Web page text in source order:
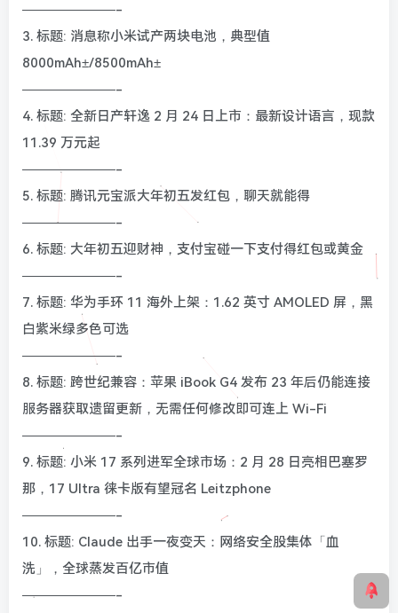
———————-
3. 标题: 消息称小米试产两块电池，典型值
8000mAh±/8500mAh±
———————-
4. 标题: 全新日产轩逸 2 月 24 日上市：最新设计语言，现款
11.39 万元起
———————-
5. 标题: 腾讯元宝派大年初五发红包，聊天就能得
———————-
6. 标题: 大年初五迎财神，支付宝碰一下支付得红包或黄金
———————-
7. 标题: 华为手环 11 海外上架：1.62 英寸 AMOLED 屏，黑
白紫米绿多色可选
———————-
8. 标题: 跨世纪兼容：苹果 iBook G4 发布 23 年后仍能连接
服务器获取遗留更新，无需任何修改即可连上 Wi-Fi
———————-
9. 标题: 小米 17 系列进军全球市场：2 月 28 日亮相巴塞罗
那，17 Ultra 徕卡版有望冠名 Leitzphone
———————-
10. 标题: Claude 出手一夜变天：网络安全股集体「血
洗」，全球蒸发百亿市值
———————-